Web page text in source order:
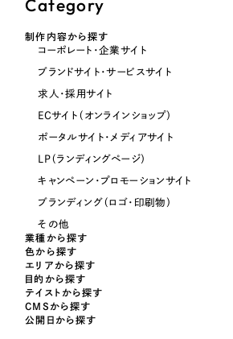
オレンジ・橙色
ブルー・青色
パープル・紫色
ピンク・桃色
カラフル・多色
Category
制作内容から探す
コーポレート・企業サイト
ブランドサイト・サービスサイト
求人・採用サイト
ECサイト（オンラインショップ）
ポータルサイト・メディアサイト
LP（ランディングページ）
キャンペーン・プロモーションサイト
ブランディング（ロゴ・印刷物）
その他
業種から探す
色から探す
エリアから探す
目的から探す
テイストから探す
CMSから探す
公開日から探す